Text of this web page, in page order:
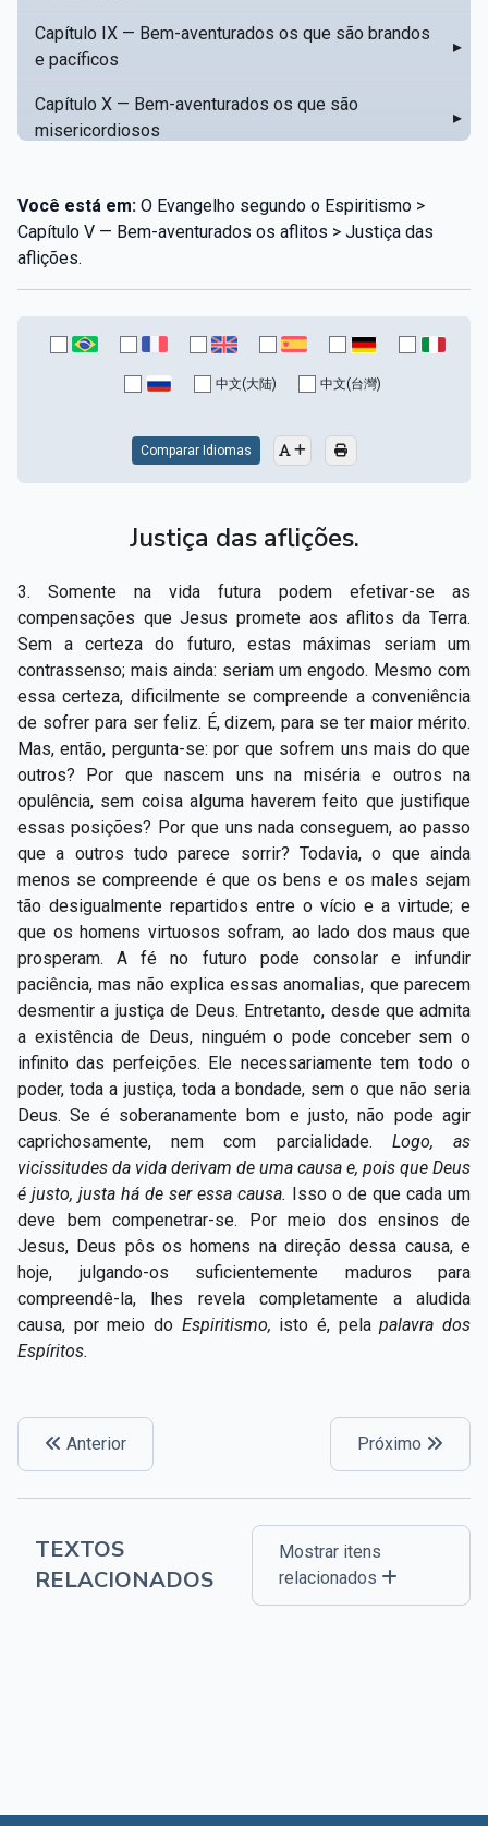
Capítulo IX — Bem-aventurados os que são brandos
e pacíficos
▸
Capítulo X — Bem-aventurados os que são
misericordiosos
▸
Capítulo XII — Amai os vossos inimigos
Capítulo XIII — Não saiba a vossa mão esquerda o
que dê a vossa mão direita
Capítulo XIV — Honrai a vosso pai e a vossa mãe
Capítulo XV — Fora da caridade não há salvação
Capítulo XVIII — Muitos os chamados, poucos os
Capítulo XIX — A fé transporta montanhas ▸
Capítulo XX — Os trabalhadores da última hora ▸
Capítulo XXI — Haverá falsos cristos e falsos
profetas
▸
Capítulo XXII — Não separareis o que Deus juntou ▸
Capítulo XXIII — Estranha moral
Capítulo XXIV — Não ponhais a candeia debaixo do
alqueire
▸
Capítulo XXV — Buscai e achareis ▸
Capítulo XXVI — Dai gratuitamente o que
gratuitamente recebestes
▸
Capítulo XXVII — Pedi e obtereis
Capítulo XXVIII — Coletânea de preces espíritas ▸
Você está em: O Evangelho segundo o Espiritismo >
Capítulo V — Bem-aventurados os aflitos > Justiça das
aflições.
中文(大陆) 中文(台灣)
Comparar Idiomas
Justiça das aflições.
3. Somente na vida futura podem efetivar-se as
compensações que Jesus promete aos aflitos da Terra.
Sem a certeza do futuro, estas máximas seriam um
contrassenso; mais ainda: seriam um engodo. Mesmo com
essa certeza, dificilmente se compreende a conveniência
de sofrer para ser feliz. É, dizem, para se ter maior mérito.
Mas, então, pergunta-se: por que sofrem uns mais do que
outros? Por que nascem uns na miséria e outros na
opulência, sem coisa alguma haverem feito que justifique
essas posições? Por que uns nada conseguem, ao passo
que a outros tudo parece sorrir? Todavia, o que ainda
menos se compreende é que os bens e os males sejam
tão desigualmente repartidos entre o vício e a virtude; e
que os homens virtuosos sofram, ao lado dos maus que
prosperam. A fé no futuro pode consolar e infundir
paciência, mas não explica essas anomalias, que parecem
desmentir a justiça de Deus. Entretanto, desde que admita
a existência de Deus, ninguém o pode conceber sem o
infinito das perfeições. Ele necessariamente tem todo o
poder, toda a justiça, toda a bondade, sem o que não seria
Deus. Se é soberanamente bom e justo, não pode agir
caprichosamente, nem com parcialidade. Logo, as
vicissitudes da vida derivam de uma causa e, pois que Deus
é justo, justa há de ser essa causa. Isso o de que cada um
deve bem compenetrar-se. Por meio dos ensinos de
Jesus, Deus pôs os homens na direção dessa causa, e
hoje, julgando-os suficientemente maduros para
compreendê-la, lhes revela completamente a aludida
causa, por meio do Espiritismo, isto é, pelapalavra dos
Espíritos.
Anterior Próximo
TEXTOS
RELACIONADOS
Mostrar itens
relacionados